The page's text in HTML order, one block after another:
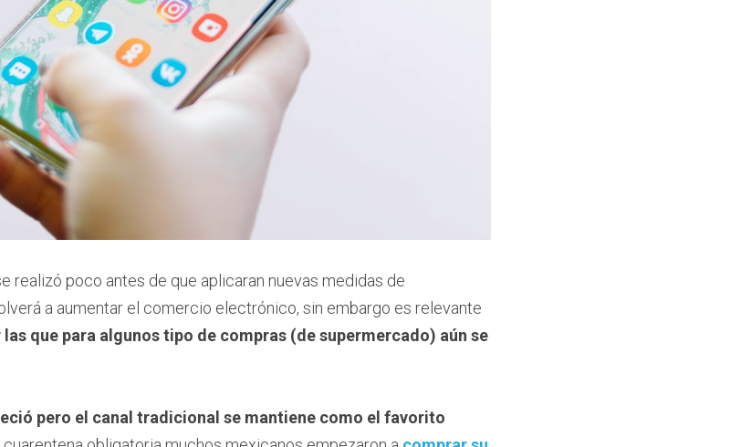
realizó poco antes de que aplicaran nuevas medidas de
a aumentar el comercio electrónico, sin embargo es relevante
que para algunos tipo de compras (de supermercado) aún se
pero el canal tradicional se mantiene como el favorito